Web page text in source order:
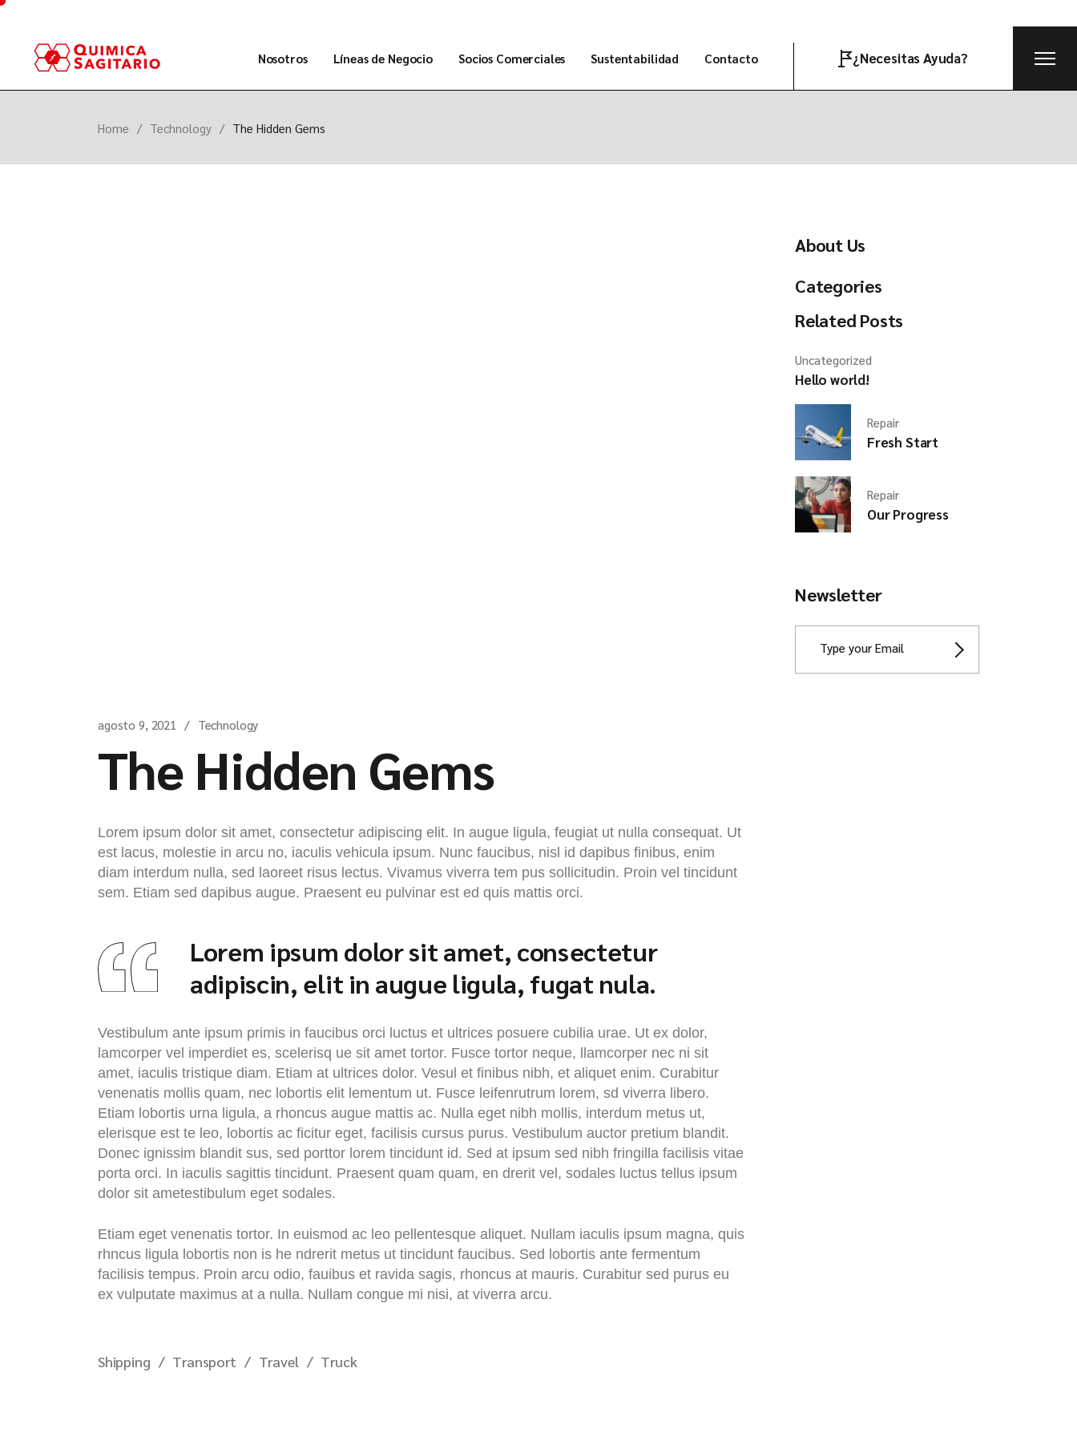
Nosotros
Acerca de Nosotros
Líneas de Negocio Socios Comerciales Sustentabilidad Contacto ¿Necesitas Ayuda?
Home Technology The Hidden Gems
agosto 9, 2021 Technology
The Hidden Gems
Lorem ipsum dolor sit amet, consectetur adipiscing elit. In augue ligula, feugiat ut nulla consequat. Ut
est lacus, molestie in arcu no, iaculis vehicula ipsum. Nunc faucibus, nisl id dapibus finibus, enim
diam interdum nulla, sed laoreet risus lectus. Vivamus viverra tem pus sollicitudin. Proin vel tincidunt
sem. Etiam sed dapibus augue. Praesent eu pulvinar est ed quis mattis orci.
Lorem ipsum dolor sit amet, consectetur
adipiscin, elit in augue ligula, fugat nula.
Vestibulum ante ipsum primis in faucibus orci luctus et ultrices posuere cubilia urae. Ut ex dolor,
lamcorper vel imperdiet es, scelerisq ue sit amet tortor. Fusce tortor neque, llamcorper nec ni sit
amet, iaculis tristique diam. Etiam at ultrices dolor. Vesul et finibus nibh, et aliquet enim. Curabitur
venenatis mollis quam, nec lobortis elit lementum ut. Fusce leifenrutrum lorem, sd viverra libero.
Etiam lobortis urna ligula, a rhoncus augue mattis ac. Nulla eget nibh mollis, interdum metus ut,
elerisque est te leo, lobortis ac ficitur eget, facilisis cursus purus. Vestibulum auctor pretium blandit.
Donec ignissim blandit sus, sed porttor lorem tincidunt id. Sed at ipsum sed nibh fringilla facilisis vitae
porta orci. In iaculis sagittis tincidunt. Praesent quam quam, en drerit vel, sodales luctus tellus ipsum
dolor sit ametestibulum eget sodales.
Etiam eget venenatis tortor. In euismod ac leo pellentesque aliquet. Nullam iaculis ipsum magna, quis
rhncus ligula lobortis non is he ndrerit metus ut tincidunt faucibus. Sed lobortis ante fermentum
facilisis tempus. Proin arcu odio, fauibus et ravida sagis, rhoncus at mauris. Curabitur sed purus eu
ex vulputate maximus at a nulla. Nullam congue mi nisi, at viverra arcu.
Shipping Transport Travel Truck
About Us
Categories
Related Posts
Uncategorized
Hello world!
Repair
Fresh Start
Repair
Our Progress
Newsletter